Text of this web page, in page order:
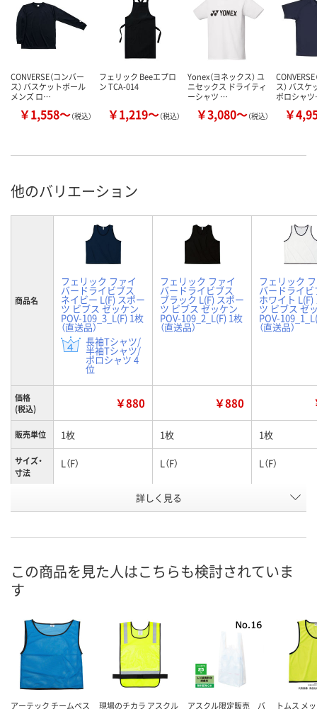
CONVERSE（コンバー
ス） バスケットボール
メンズ ロ…
￥1,558～（税込）
フェリック Beeエプロ
ン TCA-014
￥1,219～（税込）
Yonex（ヨネックス） ユ
ニセックス ドライティ
ーシャツ …
￥3,080～（税込）
ス） バス
ポロシャ
￥
他のバリエーション
商品名
フェリック ファイ
バードライビブス
ネイビー L(F) スポー
ツ ビブス ゼッケン
POV-109_3_L(F) 1枚
（直送品）
長袖Tシャツ/
半袖Tシャツ/
ポロシャツ 4
位
フェリック ファイ
バードライビブス
ブラック L(F) スポー
ツ ビブス ゼッケン
POV-109_2_L(F) 1枚
（直送品）
フェリック
バードライビ
ホワイト L(F)
ツ ビブス ゼ
POV-
（直送品）
価格
(税込)
￥880 ￥880
販売単位 1枚 1枚 1枚
サイズ・
寸法
L（F） L（F） L（F）
ブラック ホワイト
号
お届け日
数量
カゴへ
数量 数量
カ
詳しく見る
この商品を見た人はこちらも検討されていま
す
アーテック チームベス
現場のチカラ アスクル
アスクル限定販売 バ
トムス メ